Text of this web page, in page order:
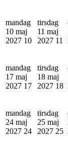
mandag
10 maj
2027 10
tirsdag
11 maj
2027 11
mandag
17 maj
2027 17
tirsdag
18 maj
2027 18
mandag
24 maj
2027 24
tirsdag
25 maj
2027 25